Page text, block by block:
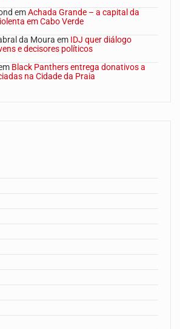
emAchada Grande – a capital da
em Cabo Verde
da Moura em IDJ quer diálogo
e decisores políticos
Black Panthers entrega donativos a
na Cidade da Praia